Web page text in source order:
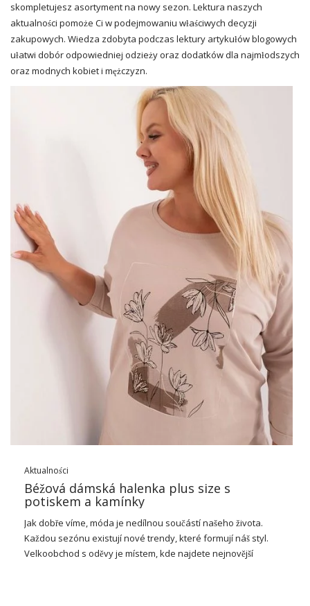
skompletujesz asortyment na nowy sezon. Lektura naszych
aktualności pomoże Ci w podejmowaniu właściwych decyzji
zakupowych. Wiedza zdobyta podczas lektury artykułów blogowych
ułatwi dobór odpowiedniej odzieży oraz dodatków dla najmłodszych
oraz modnych kobiet i mężczyzn.
Aktualności
Béžová dámská halenka plus size s
potiskem a kamínky
Jak dobře víme, móda je nedílnou součástí našeho života.
Každou sezónu existují nové trendy, které formují náš styl.
Velkoobchod s oděvy je místem, kde najdete nejnovější